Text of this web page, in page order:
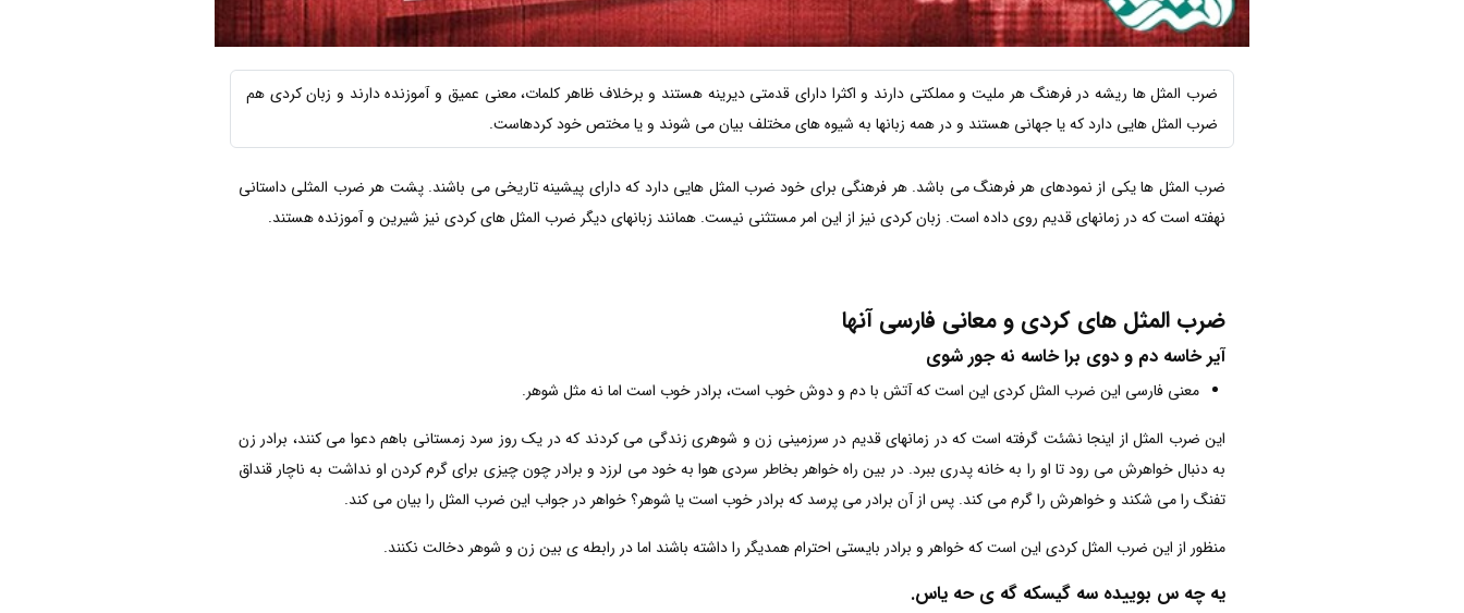
ضرب المثل ها ریشه در فرهنگ هر ملیت و مملکتی دارند و اکثرا دارای قدمتی دیرینه هستند و برخلاف ظاهر کلمات، معنی عمیق و آموزنده دارند و زبان کردی هم
ضرب المثل هایی دارد که یا جهانی هستند و در همه زبانها به شیوه های مختلف بیان می شوند و یا مختص خود کردهاست.
ضرب المثل ها یکی از نمودهای هر فرهنگ می باشد. هر فرهنگی برای خود ضرب المثل هایی دارد که دارای پیشینه تاریخی می باشند. پشت هر ضرب المثلی داستانی
نهفته است که در زمانهای قدیم روی داده است. زبان کردی نیز از این امر مستثنی نیست. همانند زبانهای دیگر ضرب المثل های کردی نیز شیرین و آموزنده هستند.
ضرب المثل های کردی و معانی فارسی آنها
آیر خاسه دم و دوی برا خاسه نه جور شوی
معنی فارسی این ضرب المثل کردی این است که آتش با دم و دوش خوب است، برادر خوب است اما نه مثل شوهر.
این ضرب المثل از اینجا نشئت گرفته است که در زمانهای قدیم در سرزمینی زن و شوهری زندگی می کردند که در یک روز سرد زمستانی باهم دعوا می کنند، برادر زن
به دنبال خواهرش می رود تا او را به خانه پدری ببرد. در بین راه خواهر بخاطر سردی هوا به خود می لرزد و برادر چون چیزی برای گرم کردن او نداشت به ناچار قنداق
تفنگ را می شکند و خواهرش را گرم می کند. پس از آن برادر می پرسد که برادر خوب است یا شوهر؟ خواهر در جواب این ضرب المثل را بیان می کند.
منظور از این ضرب المثل کردی این است که خواهر و برادر بایستی احترام همدیگر را داشته باشند اما در رابطه ی بین زن و شوهر دخالت نکنند.
یه چه س بوییده سه گیسکه گه ی حه یاس.